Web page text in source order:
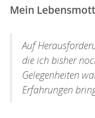
Mein
Auf
die ich bisher
Gelegenheiten
Erfahrungen